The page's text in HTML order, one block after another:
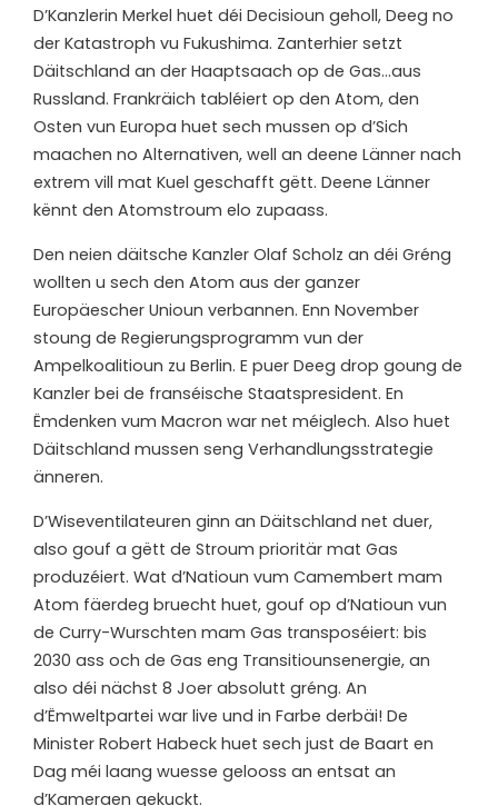
D’Kanzlerin Merkel huet déi Decisioun geholl, Deeg no
der Katastroph vu Fukushima. Zanterhier setzt
Däitschland an der Haaptsaach op de Gas…aus
Russland. Frankräich tabléiert op den Atom, den
Osten vun Europa huet sech mussen op d’Sich
maachen no Alternativen, well an deene Länner nach
extrem vill mat Kuel geschafft gëtt. Deene Länner
kënnt den Atomstroum elo zupaass.
Den neien däitsche Kanzler Olaf Scholz an déi Gréng
wollten u sech den Atom aus der ganzer
Europäescher Unioun verbannen. Enn November
stoung de Regierungsprogramm vun der
Ampelkoalitioun zu Berlin. E puer Deeg drop goung de
Kanzler bei de franséische Staatspresident. En
Ëmdenken vum Macron war net méiglech. Also huet
Däitschland mussen seng Verhandlungsstrategie
änneren.
D’Wiseventilateuren ginn an Däitschland net duer,
also gouf a gëtt de Stroum prioritär mat Gas
produzéiert. Wat d’Natioun vum Camembert mam
Atom fäerdeg bruecht huet, gouf op d’Natioun vun
de Curry-Wurschten mam Gas transposéiert: bis
2030 ass och de Gas eng Transitiounsenergie, an
also déi nächst 8 Joer absolutt gréng. An
d’Ëmweltpartei war live und in Farbe derbäi! De
Minister Robert Habeck huet sech just de Baart en
Dag méi laang wuesse gelooss an entsat an
d’Kameraen gekuckt.